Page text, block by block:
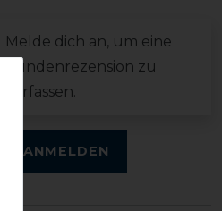
Melde dich an, um eine
Kundenrezension zu
verfassen.
ANMELDEN